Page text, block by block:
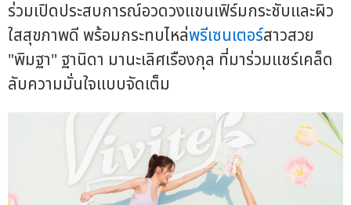
ร่วมเปิดประสบการณ์อวดวงแขนเฟิร์มกระชับและผิว
ใสสุขภาพดี พร้อมกระทบไหล่พรีเซนเตอร์สาวสวย
"พิมฐา" ฐานิดา มานะเลิศเรืองกุล ที่มาร่วมแชร์เคล็ด
ลับความมั่นใจแบบจัดเต็ม